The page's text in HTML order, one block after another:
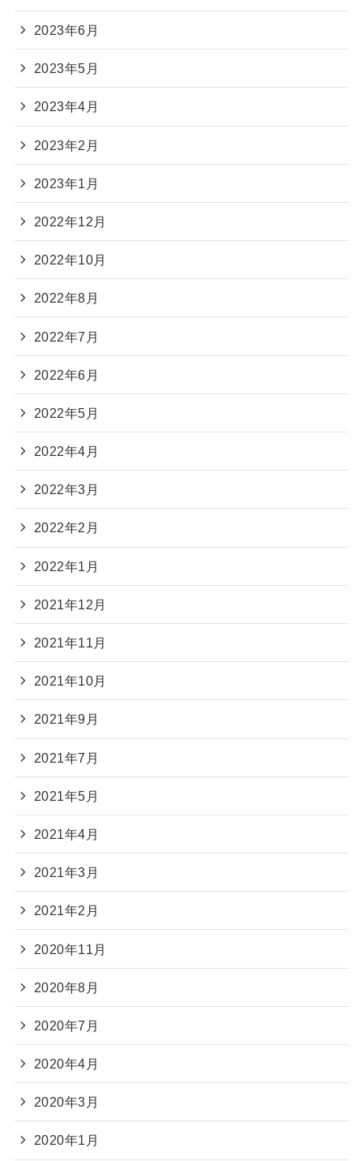
2023年6月
2023年5月
2023年4月
2023年2月
2023年1月
2022年12月
2022年10月
2022年8月
2022年7月
2022年6月
2022年5月
2022年4月
2022年3月
2022年2月
2022年1月
2021年12月
2021年11月
2021年10月
2021年9月
2021年7月
2021年5月
2021年4月
2021年3月
2021年2月
2020年11月
2020年8月
2020年7月
2020年4月
2020年3月
2020年1月